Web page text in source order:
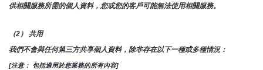
供相關服務所需的個人資料，您或您的客戶可能無法使用相關服務。
（2） 共用
我們不會與任何第三方共享個人資料，除非存在以下一種或多種情況：
[注意： 包括適用於您業務的所有內容]